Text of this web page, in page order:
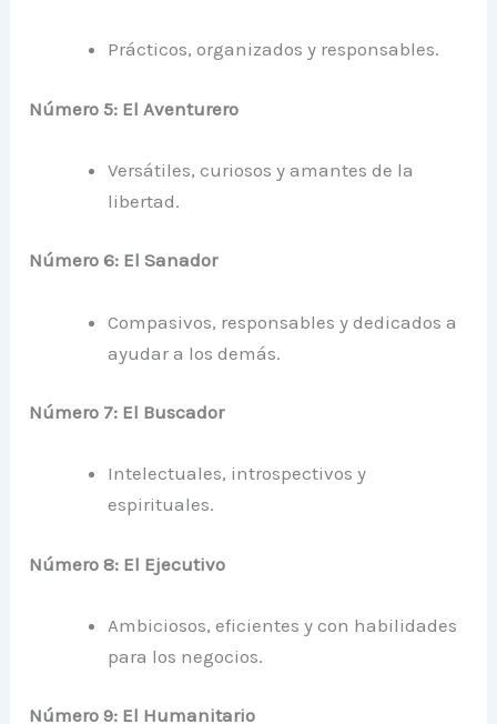
Prácticos, organizados y responsables.
Número 5: El Aventurero
Versátiles, curiosos y amantes de la
libertad.
Número 6: El Sanador
Compasivos, responsables y dedicados a
ayudar a los demás.
Número 7: El Buscador
Intelectuales, introspectivos y
espirituales.
Número 8: El Ejecutivo
Ambiciosos, eficientes y con habilidades
para los negocios.
Número 9: El Humanitario